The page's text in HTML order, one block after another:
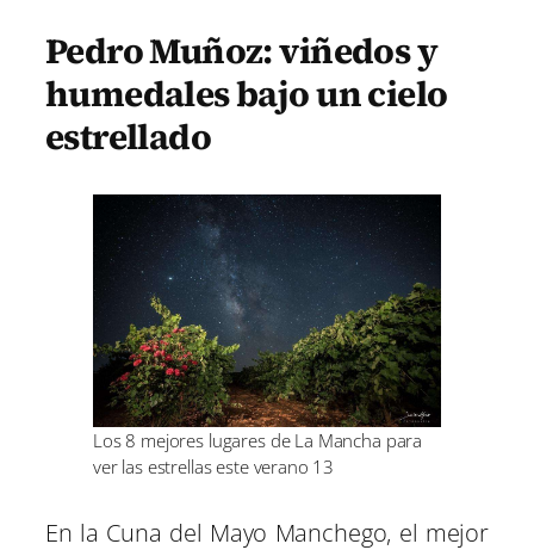
Pedro Muñoz: viñedos y
humedales bajo un cielo
estrellado
Los 8 mejores lugares de La Mancha para
ver las estrellas este verano 13
En la Cuna del Mayo Manchego, el mejor